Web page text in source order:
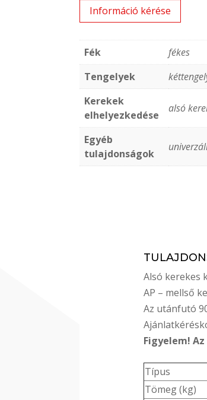
Információ kérése
Fék
fékes
Tengelyek
Kerekek
elhelyezkedése
alsó
Egyéb
tulajdonságok
Alsó kerekes
AP – mellső
Az utánfutó
Figyelem!
Típus
Tömeg (kg)